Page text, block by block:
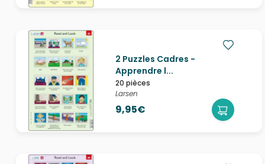
2 Puzzles Cadres -
Apprendre l...
20 pièces
Larsen
9,95€